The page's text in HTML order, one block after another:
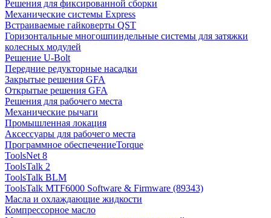
Решения для фиксированной сборки
Механические системы Express
Встраиваемые гайковерты QST
Горизонтальные многошпиндельные системы для затяжки
колесных модулей
Решение U-Bolt
Передние редукторные насадки
Закрытые решения GFA
Открытые решения GFA
Решения для рабочего места
Механические рычаги
Промышленная локация
Аксессуары для рабочего места
Программное обеспечениеTorque
ToolsNet 8
ToolsTalk 2
ToolsTalk BLM
ToolsTalk MTF6000 Software & Firmware (89343)
Масла и охлаждающие жидкости
Компрессорное масло